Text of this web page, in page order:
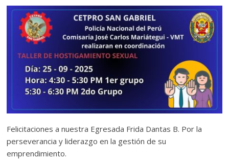
Felicitaciones a nuestra Egresada Frida Dantas B. Por la
perseverancia y liderazgo en la gestión de su
emprendimiento.